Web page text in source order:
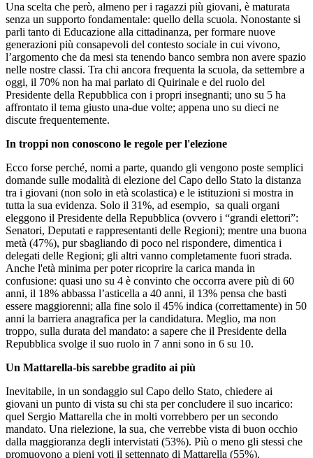
Una scelta che però, almeno per i ragazzi più giovani, è maturata
senza un supporto fondamentale: quello della scuola. Nonostante si
parli tanto di Educazione alla cittadinanza, per formare nuove
generazioni più consapevoli del contesto sociale in cui vivono,
l’argomento che da mesi sta tenendo banco sembra non avere spazio
nelle nostre classi. Tra chi ancora frequenta la scuola, da settembre a
oggi, il 70% non ha mai parlato di Quirinale e del ruolo del
Presidente della Repubblica con i propri insegnanti; uno su 5 ha
affrontato il tema giusto una-due volte; appena uno su dieci ne
discute frequentemente.
In troppi non conoscono le regole per l'elezione
Ecco forse perché, nomi a parte, quando gli vengono poste semplici
domande sulle modalità di elezione del Capo dello Stato la distanza
tra i giovani (non solo in età scolastica) e le istituzioni si mostra in
tutta la sua evidenza. Solo il 31%, ad esempio, sa quali organi
eleggono il Presidente della Repubblica (ovvero i “grandi elettori”:
Senatori, Deputati e rappresentanti delle Regioni); mentre una buona
metà (47%), pur sbagliando di poco nel rispondere, dimentica i
delegati delle Regioni; gli altri vanno completamente fuori strada.
Anche l'età minima per poter ricoprire la carica manda in
confusione: quasi uno su 4 è convinto che occorra avere più di 60
anni, il 18% abbassa l’asticella a 40 anni, il 13% pensa che basti
essere maggiorenni; alla fine solo il 45% indica (correttamente) in 50
anni la barriera anagrafica per la candidatura. Meglio, ma non
troppo, sulla durata del mandato: a sapere che il Presidente della
Repubblica svolge il suo ruolo in 7 anni sono in 6 su 10.
Un Mattarella-bis sarebbe gradito ai più
Inevitabile, in un sondaggio sul Capo dello Stato, chiedere ai
giovani un punto di vista su chi sta per concludere il suo incarico:
quel Sergio Mattarella che in molti vorrebbero per un secondo
mandato. Una rielezione, la sua, che verrebbe vista di buon occhio
dalla maggioranza degli intervistati (53%). Più o meno gli stessi che
promuovono a pieni voti il settennato di Mattarella (55%).